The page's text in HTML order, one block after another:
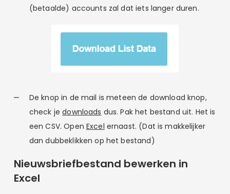
(betaalde) accounts zal dat iets langer duren.
De knop in de mail is meteen de download knop,
check jedownloads dus. Pak het bestand uit. Het is
een CSV. Open Excel ernaast. (Dat is makkelijker
dan dubbeklikken op het bestand)
Nieuwsbriefbestand bewerken in
Excel